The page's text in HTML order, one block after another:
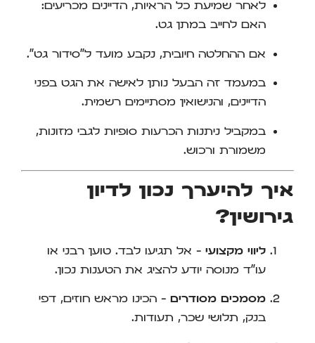
לאחר שמיעת כל הראיות, הדיינים מכריעים:
האם לחייב במתן גט.
אם ההחלטה חיובית, נקבע מועד ל"סידור גט".
במעמד זה הבעל נותן לאישה את הגט בפני
הדיינים, והנישואין מסתיימים רשמית.
במקביל ניתנות הכרעות סופיות לגבי מזונות,
משמורת ורכוש.
איך להיערך נכון לדיון
גירושין?
ליווי מקצועי – אל תגיעו לבד. טוען רבני או
עו"ד מנוסה יודע להציג את הטענות נכון.
מסמכים מסודרים – הכינו מראש חוזים, דפי
בנק, תלושי שכר, תעודות.